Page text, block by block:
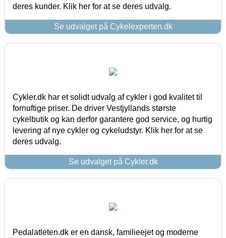
deres kunder. Klik her for at se deres udvalg.
Se udvalget på Cykelexperten.dk
Cykler.dk har et solidt udvalg af cykler i god kvalitet til
fornuftige priser. De driver Vestjyllands største
cykelbutik og kan derfor garantere god service, og hurtig
levering af nye cykler og cykeludstyr. Klik her for at se
deres udvalg.
Se udvalget på Cykler.dk
Pedalatleten.dk er en dansk, familieejet og moderne